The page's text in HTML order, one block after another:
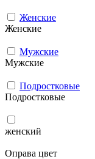
Женские
Женские
Мужcкие
Мужcкие
Подростковые
Подростковые
женский
Оправа цвет